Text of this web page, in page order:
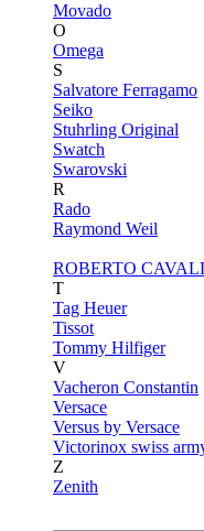
Movado
O
Omega
S
Salvatore Ferragamo
Seiko
Stuhrling Original
Swatch
Swarovski
R
Rado
Raymond Weil
ROBERTO
T
Tag Heuer
Tissot
Tommy Hilfiger
V
Vacheron Constantin
Versace
Versus by Versace
Victorinox swiss
Z
Zenith